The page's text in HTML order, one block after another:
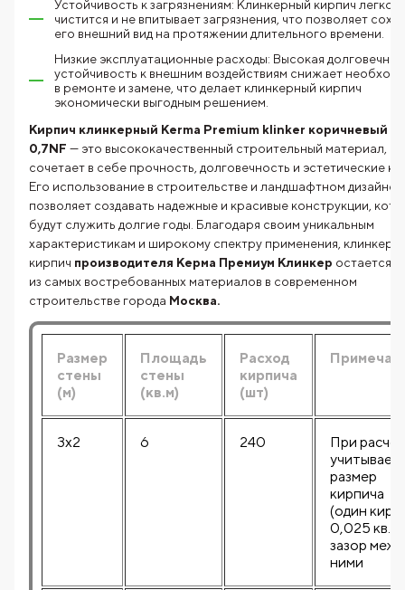
Устойчивость к загрязнениям: Клинкерный кирпич легко
чистится и не впитывает загрязнения, что позволяет
его внешний вид на протяжении длительного времени.
Низкие эксплуатационные расходы: Высокая
устойчивость к внешним воздействиям снижает
в ремонте и замене, что делает клинкерный кирпич
экономически выгодным решением.
Кирпич клинкерный Kerma Premium klinker коричневый
0,7NF — это высококачественный строительный материал,
сочетает в себе прочность, долговечность и эстетические
Его использование в строительстве и ландшафтном дизайне
позволяет создавать надежные и красивые конструкции,
будут служить долгие годы. Благодаря своим уникальным
характеристикам и широкому спектру применения,
кирпич производителя Керма Премиум Клинкер остается
из самых востребованных материалов в современном
строительстве города Москва.
Размер
стены
(м)
Площадь
стены
(кв.м)
Расход
кирпича
(шт)
3x2 6 240
При
размер
кирпича
(один
0,025
зазор
ними